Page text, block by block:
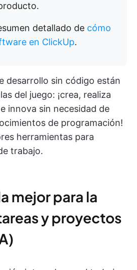
detallado de cómo
en ClickUp.
desarrollo sin código están
del juego: ¡crea, realiza
innova sin necesidad de
de programación!
herramientas para
trabajo.
mejor para la
y proyectos